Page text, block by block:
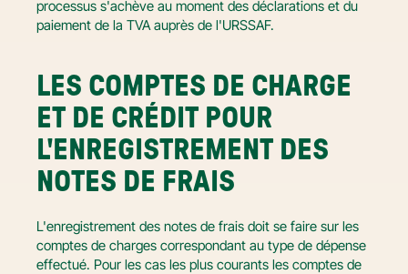
processus s'achève au moment des déclarations et du
paiement de la TVA auprès de l'URSSAF.
LES COMPTES DE CHARGE
ET DE CRÉDIT POUR
L'ENREGISTREMENT DES
NOTES DE FRAIS
L'enregistrement des notes de frais doit se faire sur les
comptes de charges correspondant au type de dépense
effectué. Pour les cas les plus courants les comptes de